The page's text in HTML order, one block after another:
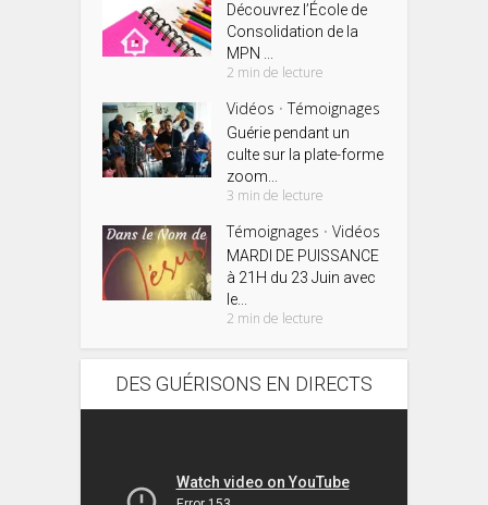
Découvrez l’École de
Consolidation de la
MPN ...
2 min de lecture
Vidéos • Témoignages
Guérie pendant un
culte sur la plate-forme
zoom...
3 min de lecture
Témoignages • Vidéos
MARDI DE PUISSANCE
à 21H du 23 Juin avec
le...
2 min de lecture
DES GUÉRISONS EN DIRECTS